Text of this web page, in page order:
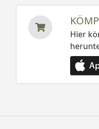
Hier